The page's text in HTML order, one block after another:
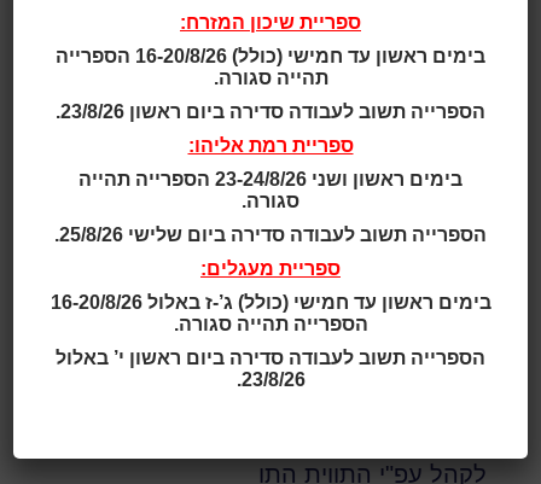
8. בתקופה הזאת, של עבודה במגבלות, לא יינתנו קנסות על
איחורים בהחזרת ספרים.
9. אין הזמנות של פריטים מהקטלוג. ניתן לשאול רק מאוספי
הספרייה שאליה באים.
10. לא יינתנו שירותי גלישה, משחק באינטרנט, הדפסה או
סריקה. אין אפשרות לשבת ללמוד בחדרי העיון. ניתן לפנות
לקבלת ייעץ בתחומי דעת שונים.
שומרים על ההנחיות שומרים על הבריאות!
שירותי ספרייה בעת קורונה
לקהל עפ"י התווית התו
ספריית שיכון המזרח:
בימים ראשון עד חמישי (כולל) 16-20/8/26 הספרייה
תהייה סגורה.
הספרייה תשוב לעבודה סדירה ביום ראשון 23/8/26.
ספריית רמת אליהו:
בימים ראשון ושני 23-24/8/26 הספרייה תהייה
סגורה.
הספרייה תשוב לעבודה סדירה ביום שלישי 25/8/26.
ספריית מעגלים:
בימים ראשון עד חמישי (כולל) ג’-ז באלול 16-20/8/26
הספרייה תהייה סגורה.
הספרייה תשוב לעבודה סדירה ביום ראשון י’ באלול
23/8/26.